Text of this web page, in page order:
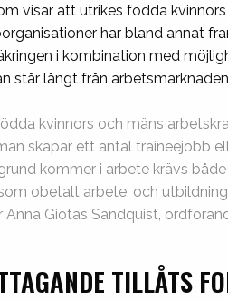
visar att utrikes födda
har bland annat
i kombination med
står långt från
kvinnors och mäns
skapar ett antal traineejobb
kommer i arbete krävs
obetalt arbete, och
Giotas Sandquist,
TILLÅTS